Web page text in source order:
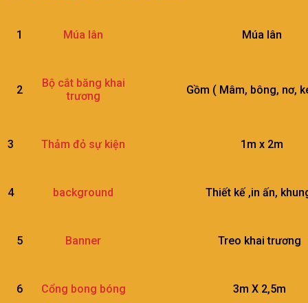
1 Múa lân Múa lân
2
Bộ cắt băng khai
trương
Gồm ( Mâm, bông, nơ,
3 Thảm đỏ sự kiện 1m x 2m
4 background Thiết kế ,in ấn,
5 Banner Treo khai trương
6 Cổng bong bóng 3m X 2,5m